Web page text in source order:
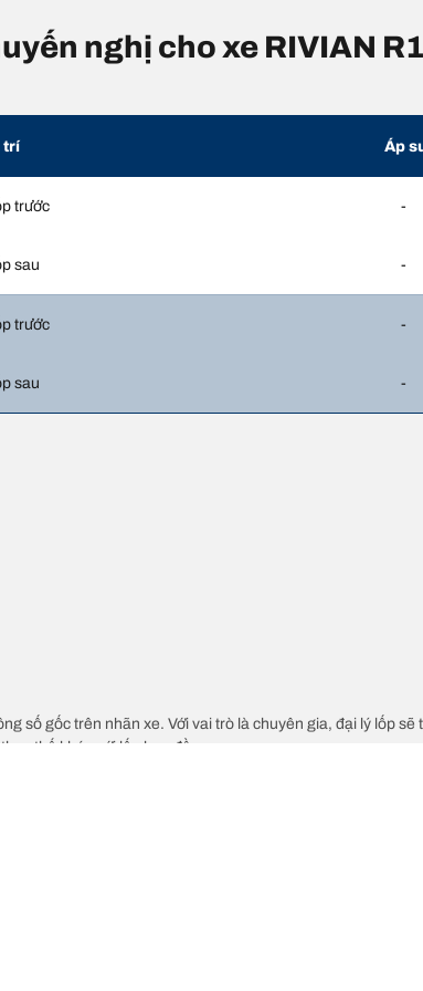
nghị cho xe RIVIAN
trí Áp
trước -
sau -
trước -
sau -
số gốc trên nhãn xe. Với vai trò là chuyên gia, đại lý lốp sẽ
thế khác với lốp ban đầu.